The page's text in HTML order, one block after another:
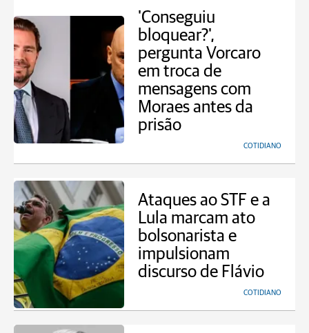
'Conseguiu
bloquear?',
pergunta Vorcaro
em troca de
mensagens com
Moraes antes da
prisão
COTIDIANO
Ataques ao STF e a
Lula marcam ato
bolsonarista e
impulsionam
discurso de Flávio
COTIDIANO